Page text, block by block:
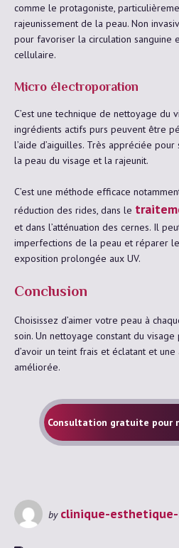
comme le protagoniste,
rajeunissement de la peau. Non
pour favoriser la circulation sanguine
cellulaire.
Micro électroporation
C’est une technique de nettoyage du
ingrédients actifs purs peuvent être
l’aide d’aiguilles. Très appréciée
la peau du visage et la rajeunit.
C’est une méthode efficace
réduction des rides, dans le
et dans l’atténuation des cernes. Il
imperfections de la peau et réparer
exposition prolongée aux UV.
Conclusion
Choisissez d’aimer votre peau à
soin. Un nettoyage constant du
d’avoir un teint frais et éclatant et
améliorée.
Consultation gratuite pour
by clinique-